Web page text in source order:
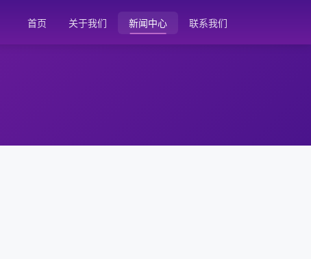
首页 关于我们 新闻中心 联系我们